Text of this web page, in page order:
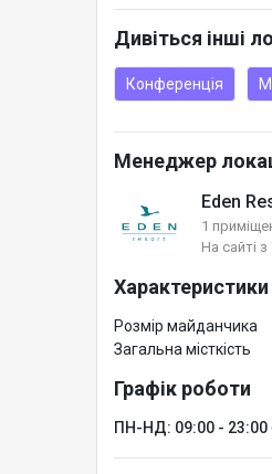
Дивіться інші
Конференція
Менеджер
Eden
1
На сайті
Характеристики
Розмір майданчика
Загальна місткість
Графік роботи
ПН-НД: 09:00 - 23:00